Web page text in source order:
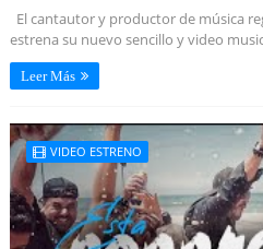
El cantautor y productor de música
estrena su nuevo sencillo y video
Leer Más
VIDEO ESTRENO